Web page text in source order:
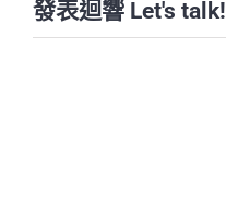
發表迴響 Let's talk!